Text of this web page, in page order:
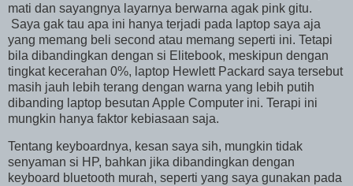
mati dan sayangnya layarnya berwarna agak pink gitu.
Saya gak tau apa ini hanya terjadi pada laptop saya aja
yang memang beli second atau memang seperti ini. Tetapi
bila dibandingkan dengan si Elitebook, meskipun dengan
tingkat kecerahan 0%, laptop Hewlett Packard saya tersebut
masih jauh lebih terang dengan warna yang lebih putih
dibanding laptop besutan Apple Computer ini. Terapi ini
mungkin hanya faktor kebiasaan saja.
Tentang keyboardnya, kesan saya sih, mungkin tidak
senyaman si HP, bahkan jika dibandingkan dengan
keyboard bluetooth murah, seperti yang saya gunakan pada